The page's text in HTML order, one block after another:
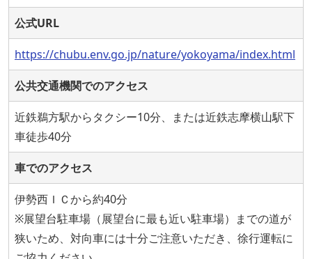
公式URL
https://chubu.env.go.jp/nature/yokoyama/index.html
公共交通機関でのアクセス
近鉄鵜方駅からタクシー10分、または近鉄志摩横山駅下
車徒歩40分
車でのアクセス
伊勢西ＩＣから約40分
※展望台駐車場（展望台に最も近い駐車場）までの道が
狭いため、対向車には十分ご注意いただき、徐行運転に